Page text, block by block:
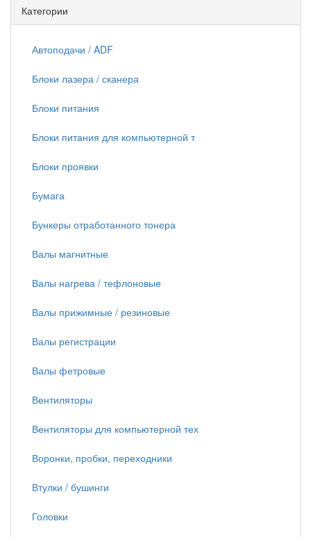
Категории
Автоподачи / ADF
Блоки лазера / сканера
Блоки питания
Блоки питания для компьютерной т
Блоки проявки
Бумага
Бункеры отработанного тонера
Валы магнитные
Валы нагрева / тефлоновые
Валы прижимные / резиновые
Валы регистрации
Валы фетровые
Вентиляторы
Вентиляторы для компьютерной тех
Воронки, пробки, переходники
Втулки / бушинги
Головки